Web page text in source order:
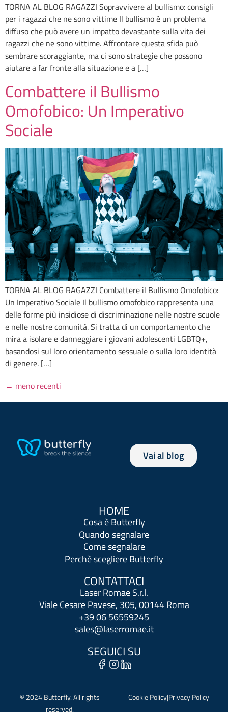
TORNA AL BLOG RAGAZZI Sopravvivere al bullismo: consigli
per i ragazzi che ne sono vittime Il bullismo è un problema
diffuso che può avere un impatto devastante sulla vita dei
ragazzi che ne sono vittime. Affrontare questa sfida può
sembrare scoraggiante, ma ci sono strategie che possono
aiutare a far fronte alla situazione e a […]
Combattere il Bullismo
Omofobico: Un Imperativo
Sociale
TORNA AL BLOG RAGAZZI Combattere il Bullismo Omofobico:
Un Imperativo Sociale Il bullismo omofobico rappresenta una
delle forme più insidiose di discriminazione nelle nostre scuole
e nelle nostre comunità. Si tratta di un comportamento che
mira a isolare e danneggiare i giovani adolescenti LGBTQ+,
basandosi sul loro orientamento sessuale o sulla loro identità
di genere. […]
← meno recenti
Vai al blog
HOME
Cosa è Butterfly
Quando segnalare
Come segnalare
Perchè scegliere Butterfly
CONTATTACI
Laser Romae S.r.l.
Viale Cesare Pavese, 305, 00144 Roma
+39 06 56559245
sales@laserromae.it
SEGUICI SU
© 2024 Butterfly. All rights
reserved.
Cookie Policy|Privacy Policy